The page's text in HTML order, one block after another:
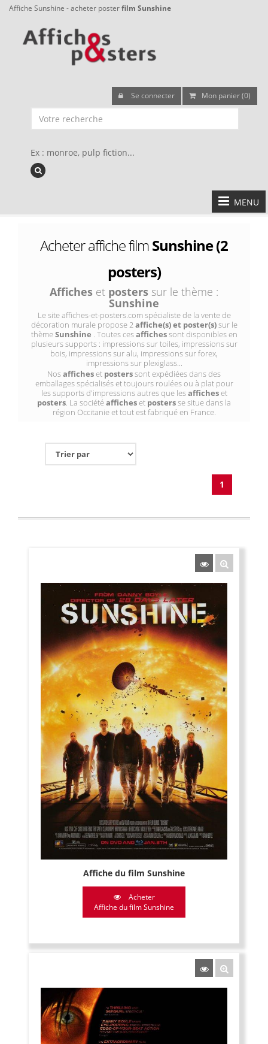
Affiche Sunshine - acheter posterfilm Sunshine
Se connecter Mon panier (0)
Ex : monroe, pulp fiction...
MENU
Acheter affiche filmSunshine (2
posters)
Affiches et posters sur le thème :
Sunshine
Le site affiches-et-posters.com spécialiste de la vente de
décoration murale propose 2affiche(s) et poster(s)sur le
thèmeSunshine . Toutes cesaffichessont disponibles en
plusieurs supports : impressions sur toiles, impressions sur
bois, impressions sur alu, impressions sur forex,
impressions sur plexiglass...
Nosafficheset posterssont expédiées dans des
emballages spécialisés et toujours roulées ou à plat pour
les supports d'impressions autres que lesafficheset
posters. La sociétéafficheset postersse situe dans la
région Occitanie et tout est fabriqué en France.
1
Affiche du film Sunshine
Acheter
Affiche du film Sunshine